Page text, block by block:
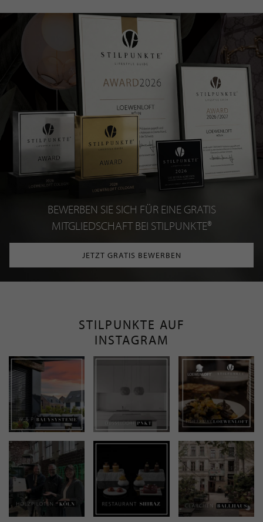
BEWERBEN SIE SICH FÜR EINE GRATIS
MITGLIEDSCHAFT BEI STILPUNKTE®
JETZT GRATIS BEWERBEN
STILPUNKTE AUF
INSTAGRAM